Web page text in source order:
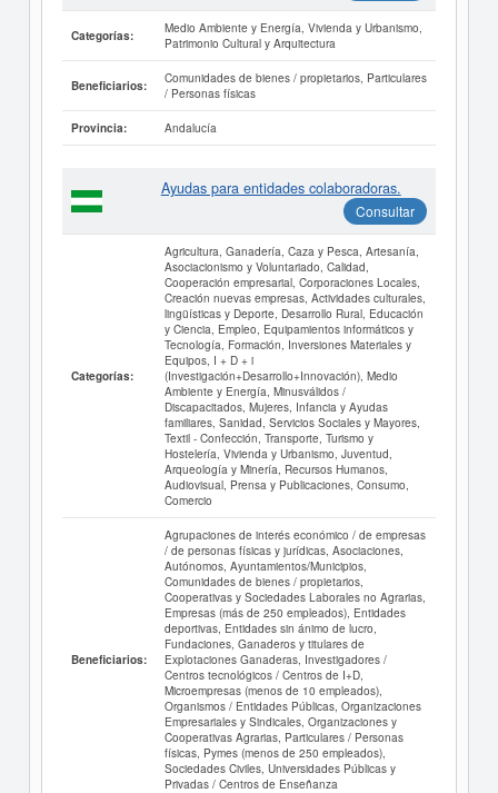
Categorías:
Medio Ambiente y Energía, Vivienda y Urbanismo,
Patrimonio Cultural y Arquitectura
Beneficiarios:
Comunidades de bienes / propietarios, Particulares
/ Personas físicas
Provincia: Andalucía
Ayudas para entidades colaboradoras.
Consultar
Categorías:
Agricultura, Ganadería, Caza y Pesca, Artesanía,
Asociacionismo y Voluntariado, Calidad,
Cooperación empresarial, Corporaciones Locales,
Creación nuevas empresas, Actividades culturales,
lingüísticas y Deporte, Desarrollo Rural, Educación
y Ciencia, Empleo, Equipamientos informáticos y
Tecnología, Formación, Inversiones Materiales y
Equipos, I + D + i
(Investigación+Desarrollo+Innovación), Medio
Ambiente y Energía, Minusválidos /
Discapacitados, Mujeres, Infancia y Ayudas
familiares, Sanidad, Servicios Sociales y Mayores,
Textil - Confección, Transporte, Turismo y
Hostelería, Vivienda y Urbanismo, Juventud,
Arqueología y Minería, Recursos Humanos,
Audiovisual, Prensa y Publicaciones, Consumo,
Comercio
Beneficiarios:
Agrupaciones de interés económico / de empresas
/ de personas físicas y jurídicas, Asociaciones,
Autónomos, Ayuntamientos/Municipios,
Comunidades de bienes / propietarios,
Cooperativas y Sociedades Laborales no Agrarias,
Empresas (más de 250 empleados), Entidades
deportivas, Entidades sin ánimo de lucro,
Fundaciones, Ganaderos y titulares de
Explotaciones Ganaderas, Investigadores /
Centros tecnológicos / Centros de I+D,
Microempresas (menos de 10 empleados),
Organismos / Entidades Públicas, Organizaciones
Empresariales y Sindicales, Organizaciones y
Cooperativas Agrarias, Particulares / Personas
físicas, Pymes (menos de 250 empleados),
Sociedades Civiles, Universidades Públicas y
Privadas / Centros de Enseñanza